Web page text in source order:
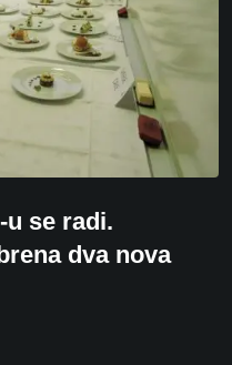
u se radi.
dva nova